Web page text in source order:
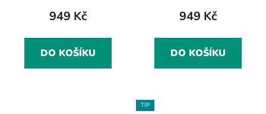
949 Kč
DO KOŠÍKU
949 Kč
DO KOŠÍKU
TIP